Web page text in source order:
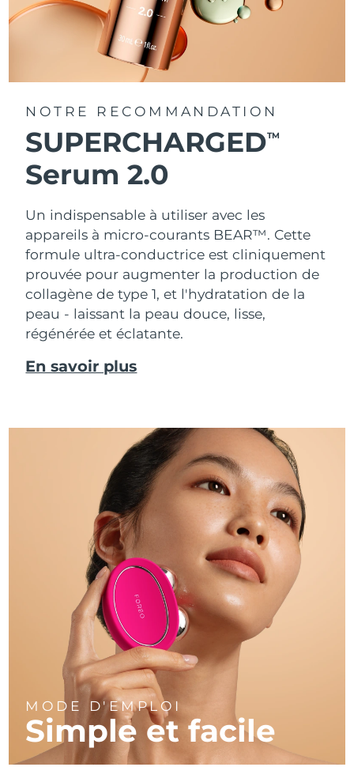
NOTRE RECOMMANDATION
SUPERCHARGEDTM
Serum 2.0
Un indispensable à utiliser avec les
appareils à micro-courants BEAR™. Cette
formule ultra-conductrice est cliniquement
prouvée pour augmenter la production de
collagène de type 1, et l'hydratation de la
peau - laissant la peau douce, lisse,
régénérée et éclatante.
En savoir plus
MODE D'EMPLOI
Simple et facile